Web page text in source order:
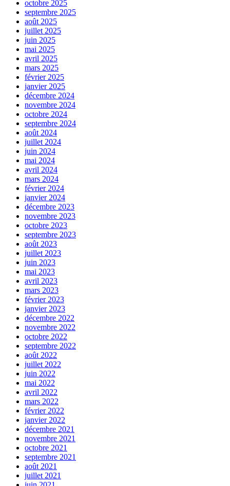
octobre 2025
septembre 2025
août 2025
juillet 2025
juin 2025
mai 2025
avril 2025
mars 2025
février 2025
janvier 2025
décembre 2024
novembre 2024
octobre 2024
septembre 2024
août 2024
juillet 2024
juin 2024
mai 2024
avril 2024
mars 2024
février 2024
janvier 2024
décembre 2023
novembre 2023
octobre 2023
septembre 2023
août 2023
juillet 2023
juin 2023
mai 2023
avril 2023
mars 2023
février 2023
janvier 2023
décembre 2022
novembre 2022
octobre 2022
septembre 2022
août 2022
juillet 2022
juin 2022
mai 2022
avril 2022
mars 2022
février 2022
janvier 2022
décembre 2021
novembre 2021
octobre 2021
septembre 2021
août 2021
juillet 2021